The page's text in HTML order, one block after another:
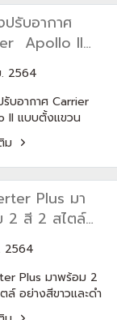
ปรับอากาศ
Apollo II
2564
รับอากาศ Carrier
II แบบตั้งแขวน
รับอากาศ Carrier
ดีไซน์อย่างใส่ใจใน
ช่วยจ่ายลมเย็นได้
กความต้องการ ให้
วามเย็น ความทรง
การประหยัดไฟ
กำจัดเสียงรบกวน
พื้นที่ทุกตารางนิ้ว
ค่า เพื่อผลลัพธ์ที่ดี
อบโจทย์การใช้งาน
ม
Plus มา
2 สี 2 สไตล์
กสีที่บ่งบอก
วามเป็นคุณได้
ด
2564
Plus มาพร้อม 2
ล์ อย่างสีขาวและดำ
ลือกสีที่บ่งบอกสไตล์